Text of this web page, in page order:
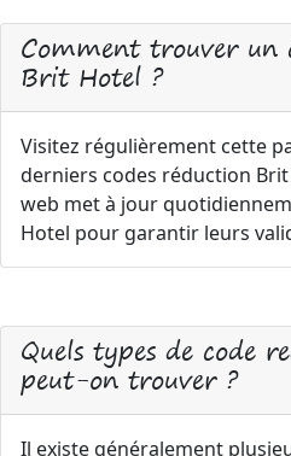
Comment trouver un
Brit Hotel ?
Visitez régulièrement cette
derniers codes réduction
web met à jour
Hotel pour garantir leurs
Quels types de code
peut-on trouver ?
Il existe généralement